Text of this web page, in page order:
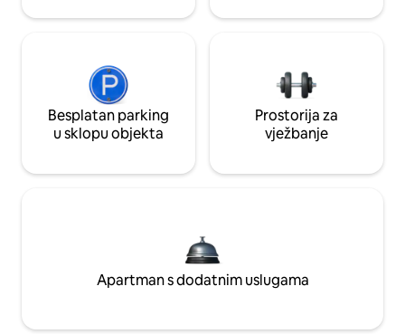
Besplatan parking
u sklopu objekta
Prostorija za
vježbanje
Apartman s dodatnim uslugama